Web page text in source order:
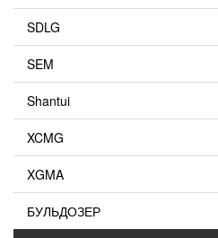
SDLG
SEM
Shantui
XCMG
XGMA
БУЛЬДОЗЕР